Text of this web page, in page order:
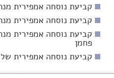
קביעת נוסחה אמפירית
קביעת נוסחה אמפירית
קביעת נוסחה אמפירית
פחמן
קביעת נוסחה אמפירית של